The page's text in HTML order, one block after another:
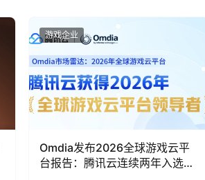
游戏企业
Omdia发布2026全球游戏云平
台报告：腾讯云连续两年入选